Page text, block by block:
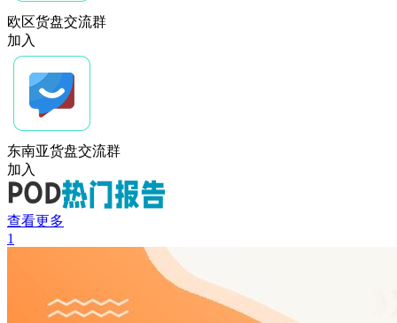
欧区货盘交流群
加入
东南亚货盘交流群
加入
查看更多
1